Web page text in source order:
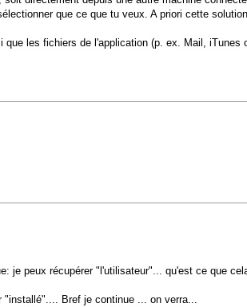
que ce que tu veux. A priori cette
les fichiers de l'application (p. ex. Mail,
peux récupérer "l'utilisateur"... qu'est ce que
Bref je continue ... on verra...